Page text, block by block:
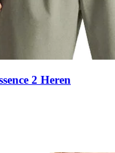
2 Heren